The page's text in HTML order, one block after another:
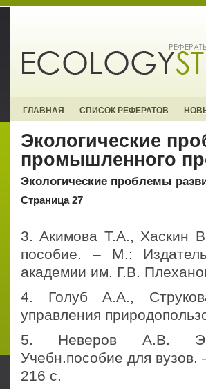
ГЛАВНАЯ СПИСОК РЕФЕРАТОВ
Экологические
промышленного
Экологические проблемы
Страница 27
3. Акимова Т.А., Хаскин
пособие. – М.:
академии им. Г.В.
4. Голуб А.А.,
управления
5. Неверов А.В.
Учебн.пособие для
216 с.